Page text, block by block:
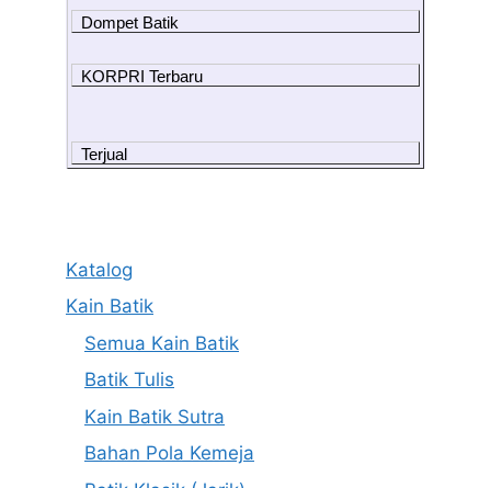
Dompet Batik
KORPRI Terbaru
Terjual
Katalog
Kain Batik
Semua Kain Batik
Batik Tulis
Kain Batik Sutra
Bahan Pola Kemeja